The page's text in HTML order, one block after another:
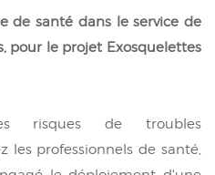
de santé dans le service de
pour le projet Exosquelettes
risques de troubles
les professionnels de santé,